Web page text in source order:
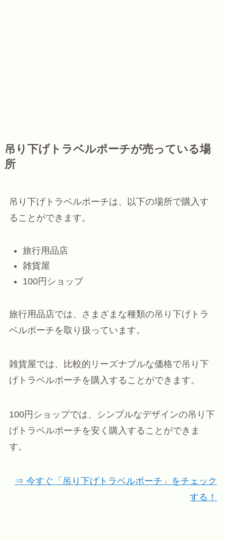
吊り下げトラベルポーチが売っている場
所
吊り下げトラベルポーチは、以下の場所で購入す
ることができます。
旅行用品店
雑貨屋
100円ショップ
旅行用品店では、さまざまな種類の吊り下げトラ
ベルポーチを取り扱っています。
雑貨屋では、比較的リーズナブルな価格で吊り下
げトラベルポーチを購入することができます。
100円ショップでは、シンプルなデザインの吊り下
げトラベルポーチを安く購入することができま
す。
⇒ 今すぐ「吊り下げトラベルポーチ」をチェック
する！